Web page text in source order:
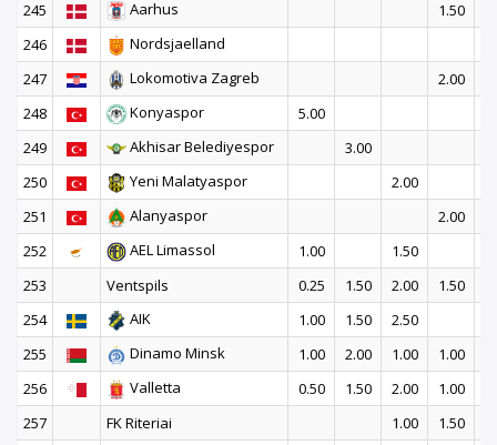
245
Aarhus 1.50
246
Nordsjaelland
247
Lokomotiva Zagreb
2.00
248
Konyaspor
5.00
249
Akhisar Belediyespor
3.00
250
Yeni Malatyaspor
2.00
251
Alanyaspor
2.00
252
AEL Limassol 1.00 1.50
253
Ventspils 0.25 1.50 2.00
1.50
254
AIK 1.00 1.50
2.50
255
Dinamo Minsk 1.00 2.00 1.00
1.00
256
Valletta 0.50 1.50 2.00
1.00
257
FK Riteriai 1.00
1.50